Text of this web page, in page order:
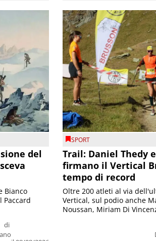
del
di
Bianco
Paccard
SPORT
Trail: Daniel Thedy
firmano il Vertical
tempo di record
Oltre 200 atleti al via
Vertical, sul podio anche
Noussan, Miriam Di